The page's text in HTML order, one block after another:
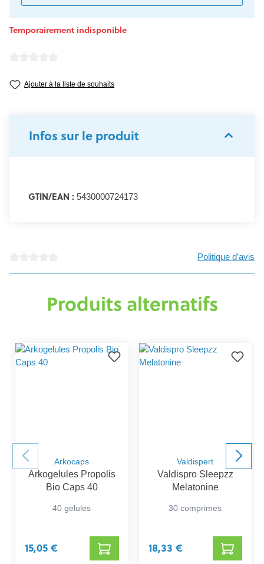
Temporairement indisponible
Ajouter à la liste de souhaits
Infos sur le produit
GTIN/EAN : 5430000724173
Politique d’avis
Produits alternatifs
Arkocaps
Arkogelules Propolis
Bio Caps 40
40 gelules
15,05 €
Valdispert
Valdispro Sleepzz
Melatonine
30 comprimes
18,33 €